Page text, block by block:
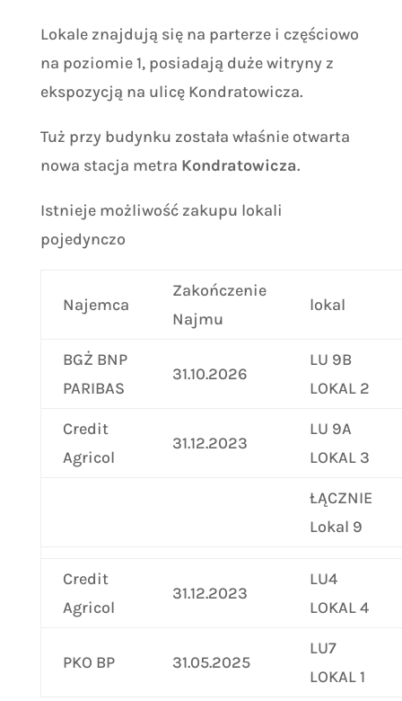
Lokale znajdują się na parterze i częściowo
na poziomie 1, posiadają duże witryny z
ekspozycją na ulicę Kondratowicza.
Tuż przy budynku została właśnie otwarta
nowa stacja metra Kondratowicza.
Istnieje możliwość zakupu lokali
pojedynczo
Najemca
Zakończenie
Najmu
lokal
BGŻ BNP
PARIBAS
31.10.2026
LU 9B
LOKAL 2
Credit
Agricol
31.12.2023
LU 9A
LOKAL 3
ŁĄCZNIE
Lokal 9
Credit
Agricol
31.12.2023
LU4
LOKAL 4
PKO BP 31.05.2025
LU7
LOKAL 1